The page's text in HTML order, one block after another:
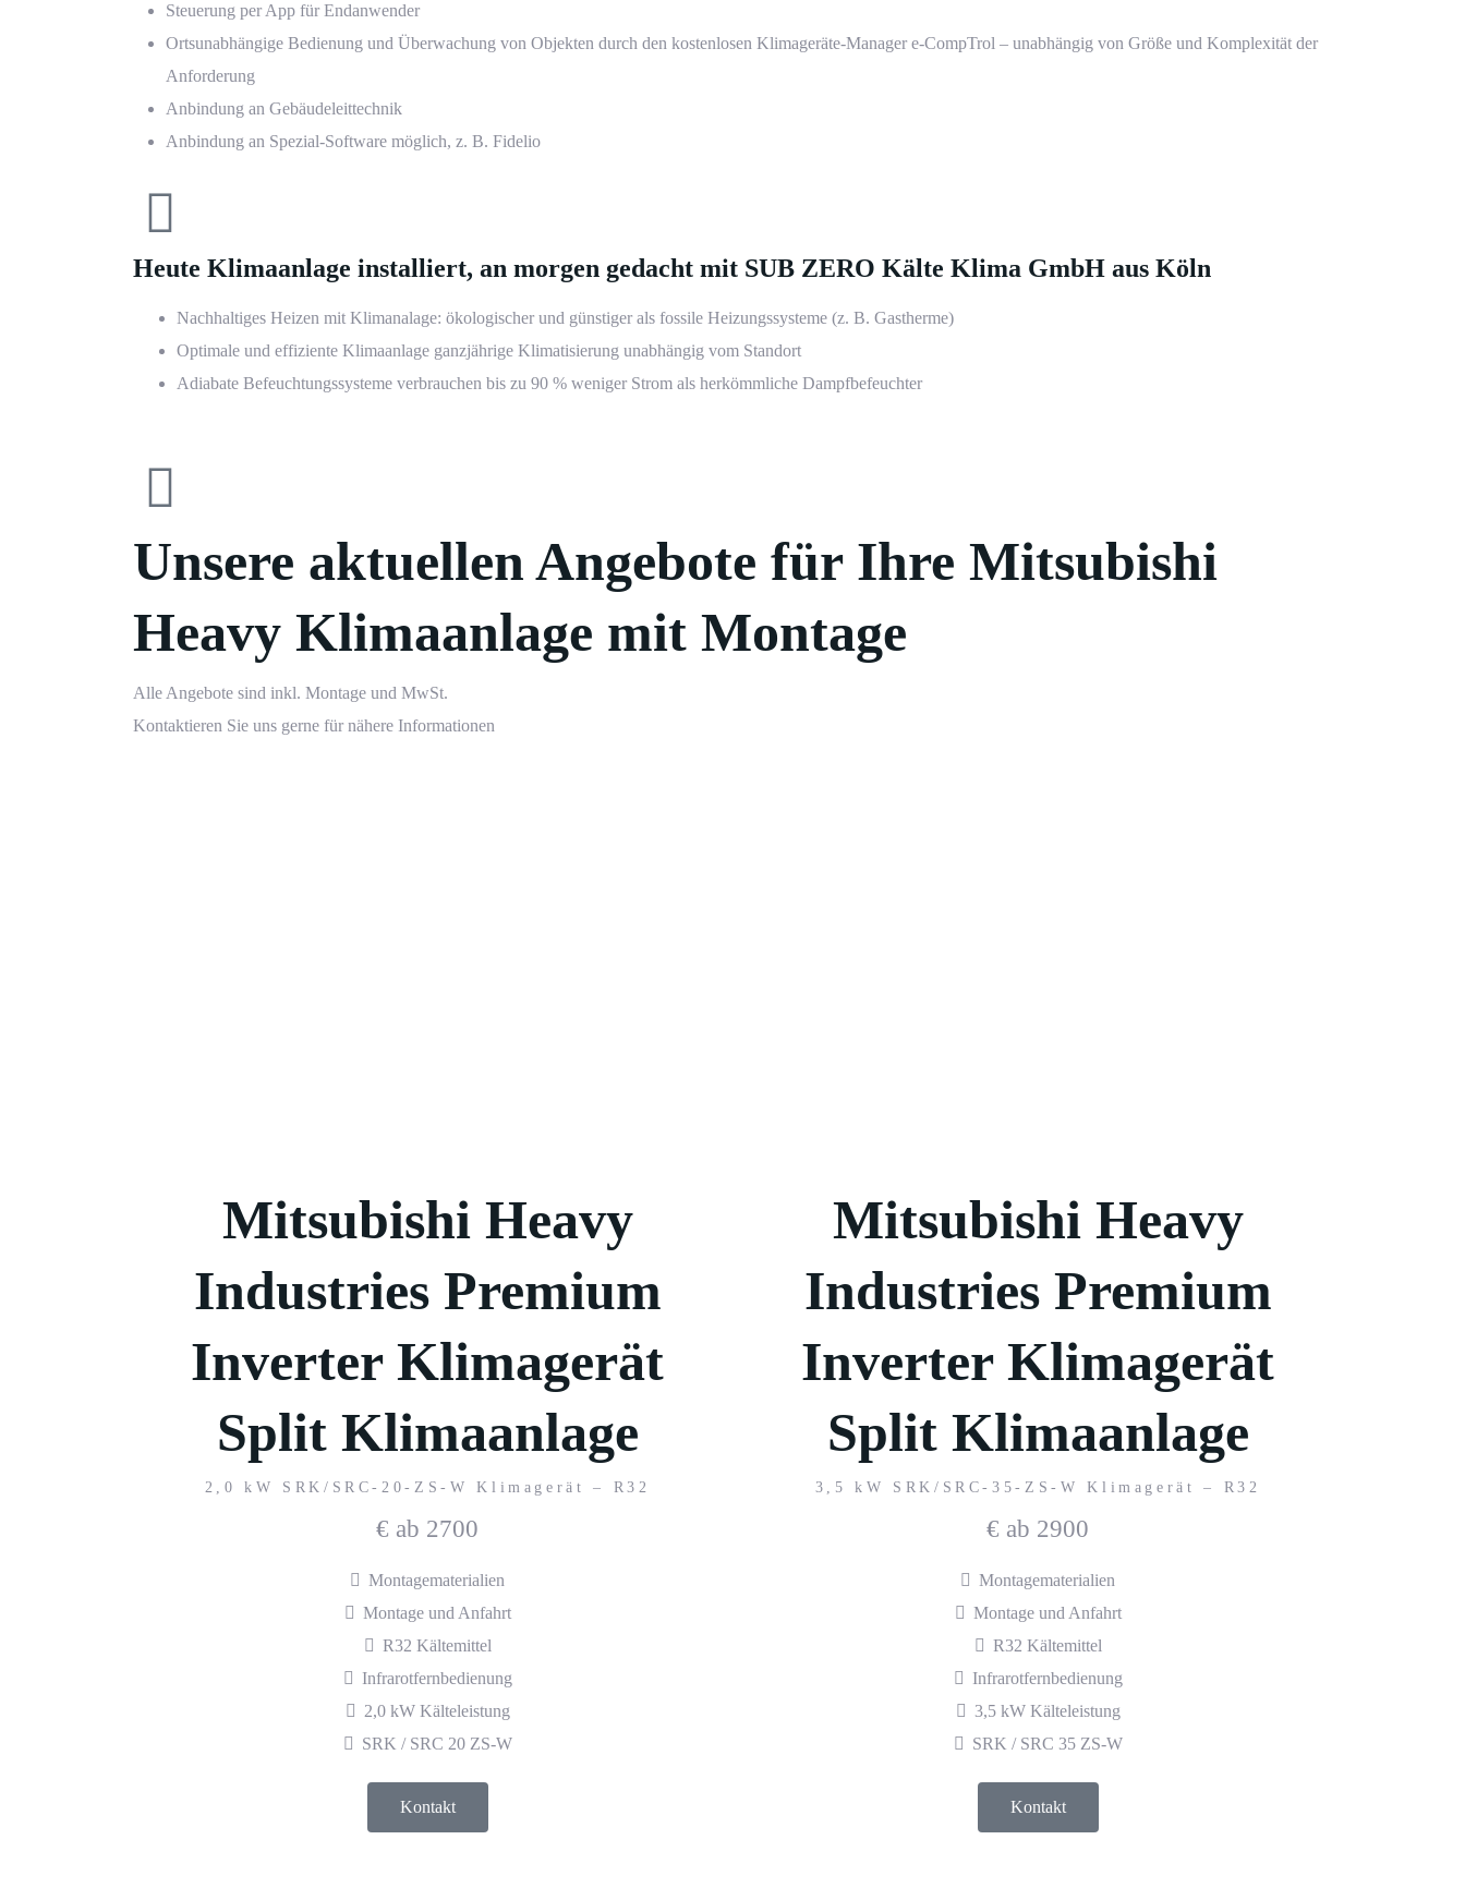
Steuerung per App für Endanwender
Ortsunabhängige Bedienung und Überwachung von Objekten durch den kostenlosen Klimageräte-Manager e-CompTrol – unabhängig von Größe und Komplexität der
Anforderung
Anbindung an Gebäudeleittechnik
Anbindung an Spezial-Software möglich, z. B. Fidelio
Heute Klimaanlage installiert, an morgen gedacht mit SUB ZERO Kälte Klima GmbH aus Köln
Nachhaltiges Heizen mit Klimanalage: ökologischer und günstiger als fossile Heizungssysteme (z. B. Gastherme)
Optimale und effiziente Klimaanlage ganzjährige Klimatisierung unabhängig vom Standort
Adiabate Befeuchtungssysteme verbrauchen bis zu 90 % weniger Strom als herkömmliche Dampfbefeuchter
Unsere aktuellen Angebote für Ihre Mitsubishi
Heavy Klimaanlage mit Montage
Alle Angebote sind inkl. Montage und MwSt.
Kontaktieren Sie uns gerne für nähere Informationen
Mitsubishi Heavy
Industries Premium
Inverter Klimagerät
Split Klimaanlage
2,0 kW SRK/SRC-20-ZS-W Klimagerät – R32
€ ab 2700
Montagematerialien
Montage und Anfahrt
R32 Kältemittel
Infrarotfernbedienung
2,0 kW Kälteleistung
SRK / SRC 20 ZS-W
Kontakt
Mitsubishi Heavy
Industries Premium
Inverter Klimagerät
Split Klimaanlage
3,5 kW SRK/SRC-35-ZS-W Klimagerät – R32
€ ab 2900
Montagematerialien
Montage und Anfahrt
R32 Kältemittel
Infrarotfernbedienung
3,5 kW Kälteleistung
SRK / SRC 35 ZS-W
Kontakt
Ihre Angebotsanfrage in nur 3 Minuten